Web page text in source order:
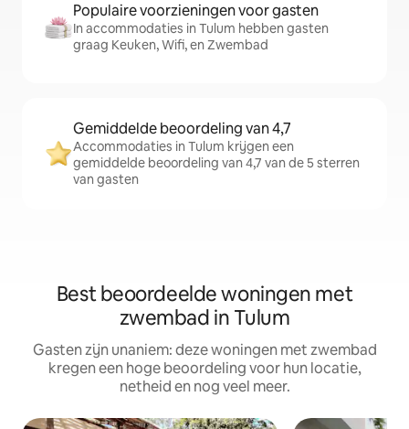
Populaire voorzieningen voor gasten
In accommodaties in Tulum hebben gasten
graag Keuken, Wifi, en Zwembad
Gemiddelde beoordeling van 4,7
Accommodaties in Tulum krijgen een
gemiddelde beoordeling van 4,7 van de 5 sterren
van gasten
Best beoordeelde woningen met
zwembad in Tulum
Gasten zijn unaniem: deze woningen met zwembad
kregen een hoge beoordeling voor hun locatie,
netheid en nog veel meer.